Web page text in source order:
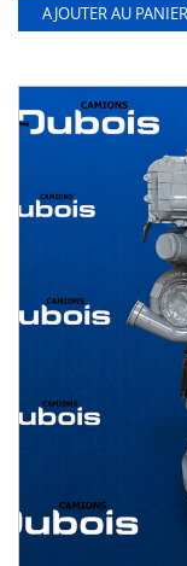
AJOUTER AU PANIER